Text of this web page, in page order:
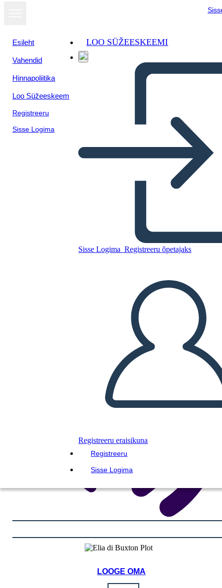
Esileht
Vahendid
Hinnapoliitika
Loo Süžeeskeem
Registreeru
Sisse Logima
LOO SÜŽEESKEEMI
Sisse Logima Registreeru õpetajaks
Registreeru eraisikuna
Registreeru
Sisse Logima
ESITA SLAIDIESITLUST
LOE MULLE
LOOGE OMA